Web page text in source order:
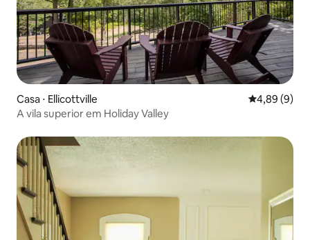
Casa ⋅ Ellicottville 4,89 de uma
4,89 (9)
A vila superior em Holiday Valley